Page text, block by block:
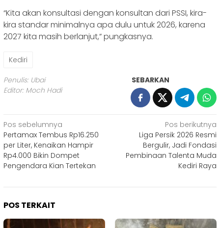
“Kita akan konsultasi dengan konsultan dari PSSI, kira-
kira standar minimalnya apa dulu untuk 2026, karena
2027 kita masih berlanjut,” pungkasnya.
Kediri
Penulis: Ubai
Editor: Moch Hadi
SEBARKAN
Navigasi
pos
Pos sebelumnya
Pertamax Tembus Rp16.250
per Liter, Kenaikan Hampir
Rp4.000 Bikin Dompet
Pengendara Kian Tertekan
Pos berikutnya
Liga Persik 2026 Resmi
Bergulir, Jadi Fondasi
Pembinaan Talenta Muda
Kediri Raya
POS TERKAIT